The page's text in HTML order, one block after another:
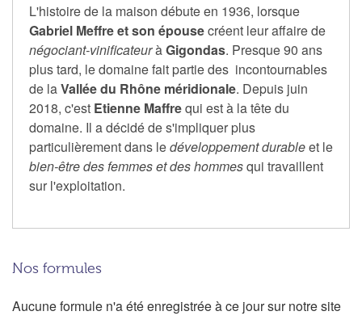
L'histoire de la maison débute en 1936, lorsque
Gabriel Meffre et son épousecréent leur affaire de
négociant-vinificateuràGigondas. Presque 90 ans
plus tard, le domaine fait partie des incontournables
de laVallée du Rhône méridionale. Depuis juin
2018, c'est Etienne Maffrequi est à la tête du
domaine. Il a décidé de s'impliquer plus
particulièrement dans ledéveloppement durableet le
bien-être des femmes et des hommesqui travaillent
sur l'exploitation.
Nos formules
Aucune formule n'a été enregistrée à ce jour sur notre site